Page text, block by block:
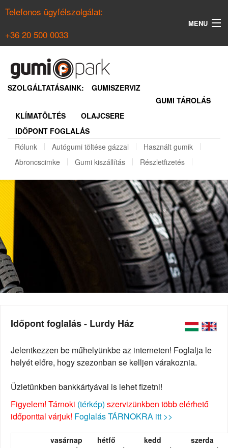
Telefonos ügyfélszolgálat:
+36 20 500 0033
MENU
NYÁRI GUMI KERESŐ
REGISZTRÁCIÓ
SZOLGÁLTATÁSAINK:
GUMISZERVIZ
GUMI TÁROLÁS
KLÍMATÖLTÉS
OLAJCSERE
IDŐPONT FOGLALÁS
Rólunk
Autógumi töltése gázzal
Használt gumik
Abroncscimke
Gumi kiszállítás Részletfizetés
Időpont foglalás - Lurdy Ház
Jelentkezzen be műhelyünkbe az interneten! Foglalja le
helyét előre, hogy szezonban se kelljen várakoznia.
Üzletünkben bankkártyával is lehet fizetni!
Figyelem! Tárnoki (térkép) szervizünkben több elérhető
időponttal várjuk! Foglalás TÁRNOKRA itt >>
vasárnap
hétfő
kedd
szerda